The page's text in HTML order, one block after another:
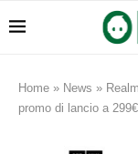
Home » News »
promo di lancio a 299€